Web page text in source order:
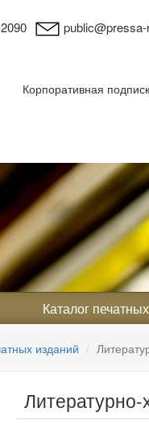
Корпоративная
Каталог
изданий